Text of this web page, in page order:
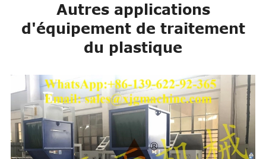
Autres applications
d'équipement de traitement
du plastique